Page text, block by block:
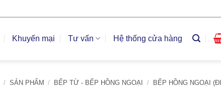
Khuyến mại Tư vấn Hệ thống cửa hàng
/ SẢN PHẨM / BẾP TỪ - BẾP HỒNG NGOẠI / BẾP HỒNG NGOẠI